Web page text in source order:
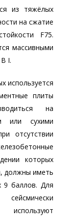
из тяжёлых
на сжатие
F75.
массивными
I.
используется
плиты
на
или сухими
отсутствии
которых
должны иметь
9 баллов. Для